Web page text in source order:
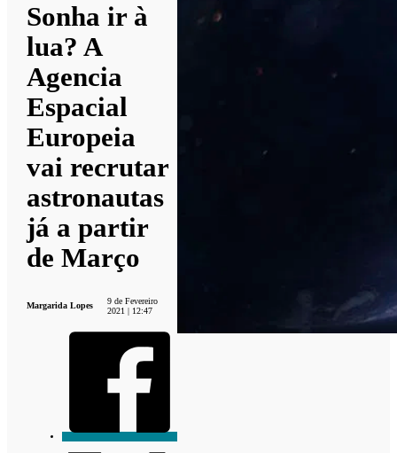
Sonha ir à
lua? A
Agencia
Espacial
Europeia
vai recrutar
astronautas
já a partir
de Março
Margarida Lopes
9 de Fevereiro
2021 | 12:47